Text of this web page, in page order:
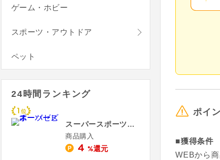
ポイ
■獲得条件
WEBから
ゲーム・ホビー
スポーツ・アウトドア
ペット
24時間ランキング
スーパースポーツゼビオ
商品購入
4 %還元